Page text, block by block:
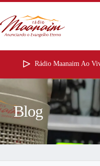
Rádio Maanaim Ao
Blog